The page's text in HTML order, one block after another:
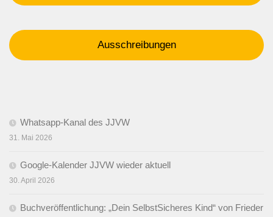
Ausschreibungen
Whatsapp-Kanal des JJVW
31. Mai 2026
Google-Kalender JJVW wieder aktuell
30. April 2026
Buchveröffentlichung: „Dein SelbstSicheres Kind“ von Frieder